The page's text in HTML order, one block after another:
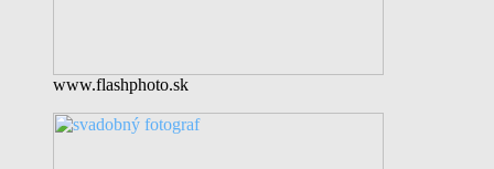
www.flashphoto.sk